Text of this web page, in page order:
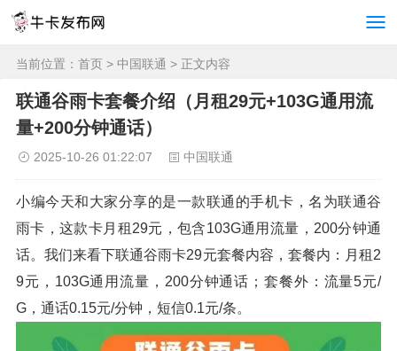
当前位置： 首页 > 中国联通 > 正文内容
联通谷雨卡套餐介绍（月租29元+103G通用流
量+200分钟通话）
2025-10-26 01:22:07 中国联通
小编今天和大家分享的是一款联通的手机卡，名为联通谷
雨卡，这款卡月租29元，包含103G通用流量，200分钟通
话。我们来看下联通谷雨卡29元套餐内容，套餐内：月租2
9元，103G通用流量，200分钟通话；套餐外：流量5元/
G，通话0.15元/分钟，短信0.1元/条。